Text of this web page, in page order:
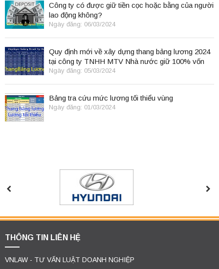
Công ty có được giữ tiền cọc hoặc bằng của người
lao động không?
Ngày đăng: 06/03/2024
Quy định mới về xây dựng thang bảng lương 2024
tại công ty TNHH MTV Nhà nước giữ 100% vốn
điều lệ
Ngày đăng: 05/03/2024
Bảng tra cứu mức lương tối thiểu vùng
Ngày đăng: 01/03/2024
THÔNG TIN LIÊN HỆ
VNLAW - TƯ VẤN LUẬT DOANH NGHIỆP